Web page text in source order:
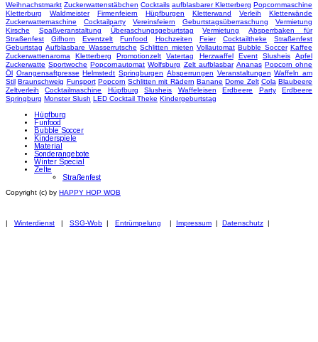
Weihnachstmarkt Zuckerwattenstäbchen Cocktails aufblasbarer Kletterberg Popcornmaschine
Kletterburg
Waldmeister Firmenfeiern Hüpfburgen Kletterwand Verleih
Kletterwände
Zuckerwattemaschine
Cocktailparty Vereinsfeiern Geburtstagsüberraschung
Vermietung
Kirsche
Spaßveranstaltung Überaschungsgeburtstag Vermietung
Absperrbaken für
Straßenfest
Gifhorn Eventzelt Funfood Hochzeiten Feier Cocktailtheke
Straßenfest
Geburtstag Aufblasbare Wasserrutsche Schlitten mieten Vollautomat Bubble Soccer Kaffee
Zuckerwattenaroma
Kletterberg Promotionzelt Vatertag Herzwaffel Event Slusheis
Apfel
Zuckerwatte Sportwoche Popcornautomat Wolfsburg Zelt aufblasbar Ananas Popcorn ohne
Öl Orangensaftpresse Helmstedt Springburgen Absperrungen Veranstaltungen Waffeln am
Stil Braunschweig Funsport Popcorn Schlitten mit Rädern Banane Dome Zelt Cola Blaubeere
Zeltverleih
Cocktailmaschine Hüpfburg Slusheis Waffeleisen Erdbeere Party
Erdbeere
Springburg Monster Slush LED Cocktail Theke Kindergeburtstag
Hüpfburg
Funfood
Bubble Soccer
Kinderspiele
Material
Sonderangebote
Winter Special
Zelte
Straßenfest
Copyright (c) by HAPPY HOP WOB
| Winterdienst | SSG-Wob | Entrümpelung | Impressum | Datenschutz |